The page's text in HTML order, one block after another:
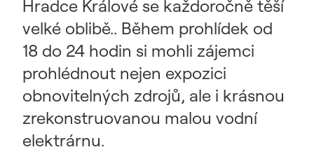
Hradce Králové se každoročně těší
velké oblibě.. Během prohlídek od
18 do 24 hodin si mohli zájemci
prohlédnout nejen expozici
obnovitelných zdrojů, ale i krásnou
zrekonstruovanou malou vodní
elektrárnu.